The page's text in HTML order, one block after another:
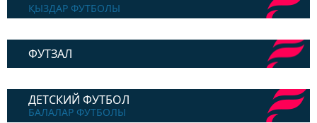
ҚЫЗДАР ФУТБОЛЫ
ФУТЗАЛ
ДЕТСКИЙ ФУТБОЛ
БАЛАЛАР ФУТБОЛЫ